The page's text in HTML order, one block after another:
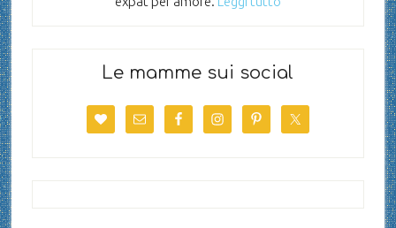
Le mamme sui social